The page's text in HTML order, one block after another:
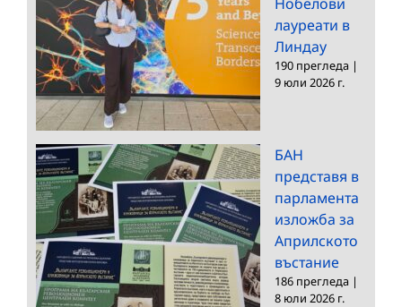
лауреати в
Линдау
190 прегледа |
9 юли 2026 г.
БАН
представя в
парламента
изложба за
Априлското
въстание
186 прегледа |
8 юли 2026 г.